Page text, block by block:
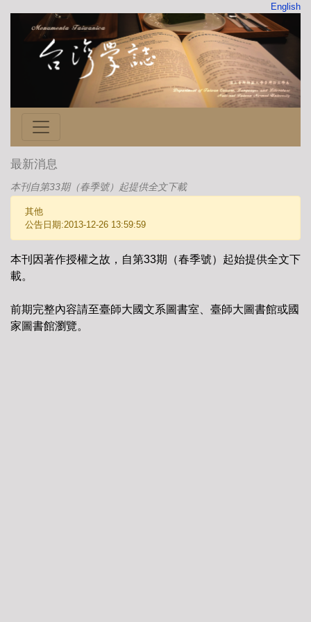
English
最新消息
本刊自第33期（春季號）起提供全文下載
其他
公告日期:2013-12-26 13:59:59
本刊因著作授權之故，自第33期（春季號）起始提供全文下
載。
前期完整內容請至臺師大國文系圖書室、臺師大圖書館或國
家圖書館瀏覽。